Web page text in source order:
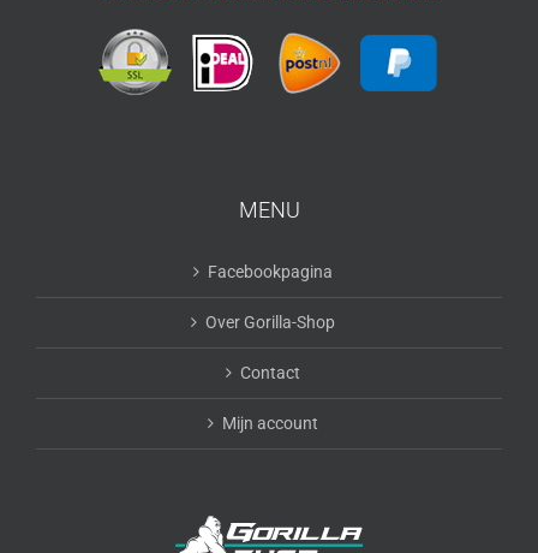
MENU
Facebookpagina
Over Gorilla-Shop
Contact
Mijn account